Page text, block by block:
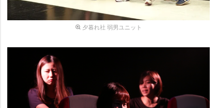
夕暮れ社 弱男ユニット